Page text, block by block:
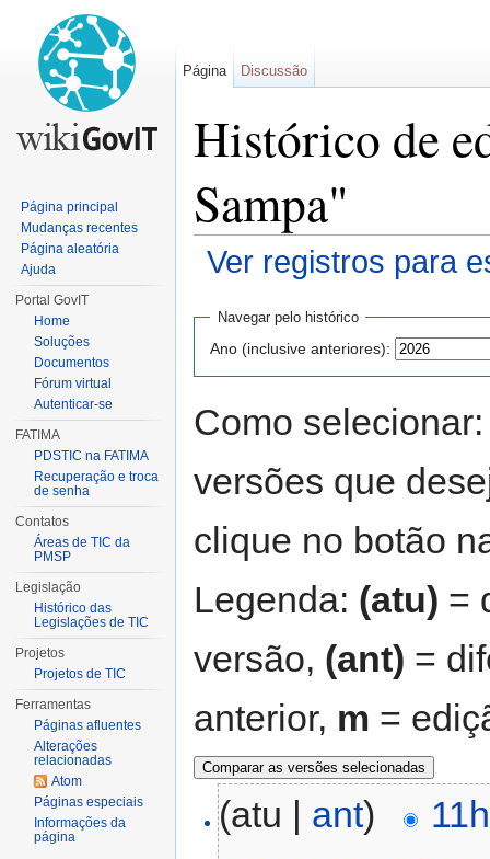
Histórico de
Sampa"
Ver registros para
Navegar pelo histórico
Ano (inclusive anteriores):
Como
versões que
clique no botão
Legenda: (atu) =
versão, (ant) =
anterior, m =
(atu | ant)
Página Discussão
Página principal
Mudanças recentes
Página aleatória
Ajuda
Portal GovIT
Home
Soluções
Documentos
Fórum virtual
Autenticar-se
FATIMA
PDSTIC na FATIMA
Recuperação e troca
de senha
Contatos
Áreas de TIC da
PMSP
Legislação
Histórico das
Legislações de TIC
Projetos
Projetos de TIC
Ferramentas
Páginas afluentes
Alterações
relacionadas
Atom
Páginas especiais
Informações da
página